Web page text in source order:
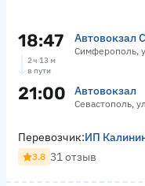
18:47 Автовокзал
Симферополь,
2 ч 13 м
в пути
21:00 Автовокзал
Севастополь,
Перевозчик:ИП
3.8 31 отзыв